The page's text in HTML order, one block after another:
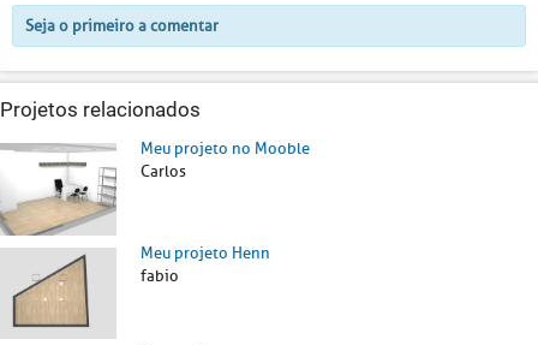
Seja o primeiro a comentar
Projetos relacionados
Meu projeto no Mooble
Carlos
Meu projeto Henn
fabio